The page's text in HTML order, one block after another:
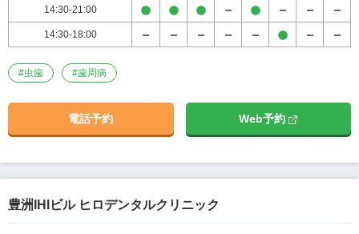
14:30-21:00
14:30-18:00
#虫歯 #歯周病
電話予約 Web予約
豊洲IHIビル ヒロデンタルクリニック